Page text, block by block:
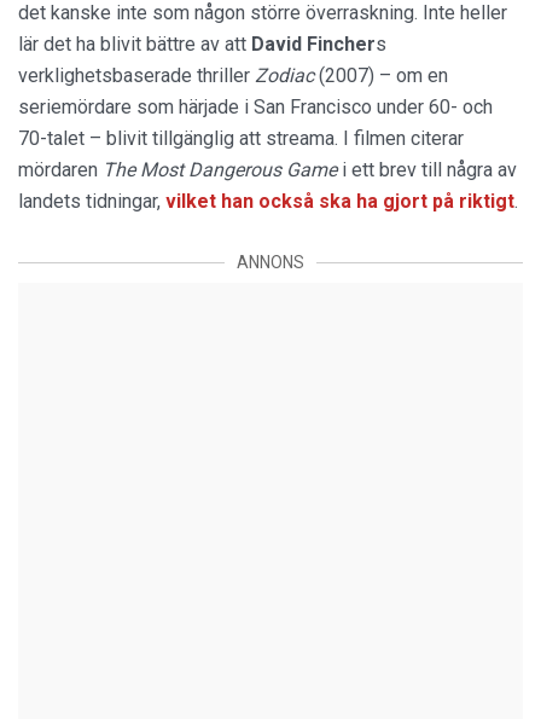
det kanske inte som någon större överraskning. Inte heller
lär det ha blivit bättre av att David Finchers
verklighetsbaserade thriller Zodiac(2007) – om en
seriemördare som härjade i San Francisco under 60- och
70-talet – blivit tillgänglig att streama. I filmen citerar
mördaren The Most Dangerous Gamei ett brev till några av
landets tidningar, vilket han också ska ha gjort på riktigt.
ANNONS